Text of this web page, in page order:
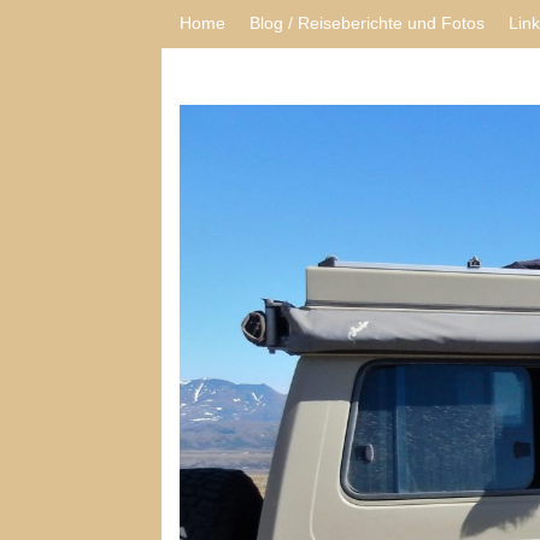
Home Blog / Reiseberichte und Fotos